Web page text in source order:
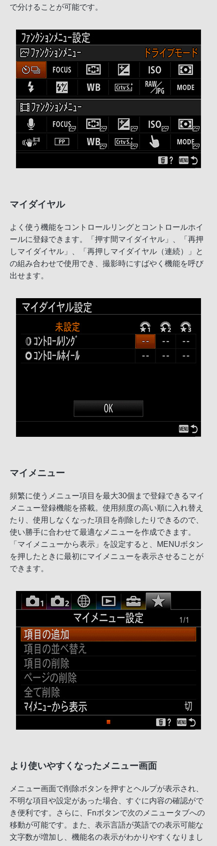
で分けることが可能です。
マイダイヤル
よく使う機能をコントロールリングとコントロールホイ
ールに登録できます。「押す間マイダイヤル」、「再押
しマイダイヤル」、「再押しマイダイヤル（連続）」と
の組み合わせで使用でき、撮影時にすばやく機能を呼び
出せます。
マイメニュー
頻繁に使うメニュー項目を最大30個まで登録できるマイ
メニュー登録機能を搭載。使用頻度の高い順に入れ替え
たり、使用しなくなった項目を削除したりできるので、
使い勝手に合わせて最適なメニューを作成できます。
「マイメニューから表示」を設定すると、MENUボタン
を押したときに最初にマイメニューを表示させることが
できます。
より使いやすくなったメニュー画面
メニュー画面で削除ボタンを押すとヘルプが表示され、
不明な項目や設定があった場合、すぐに内容の確認がで
き便利です。さらに、Fnボタンで次のメニュータブへの
移動が可能です。また、表示言語が英語での表示可能な
文字数が増加し、機能名の表示がわかりやすくなりまし